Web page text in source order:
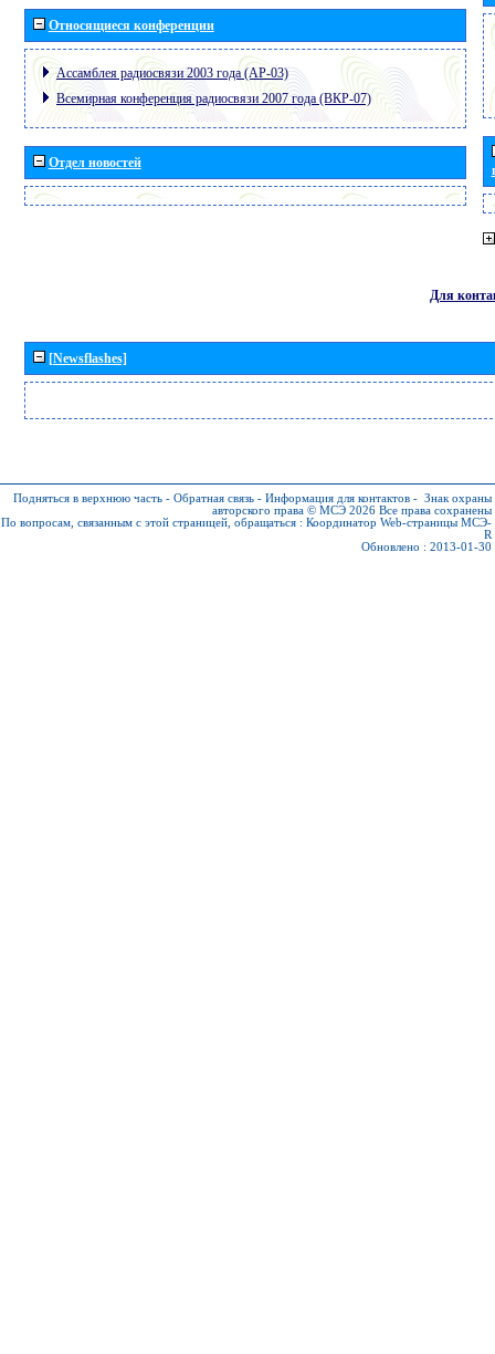
Относящиеся конференции
Ассамблея радиосвязи 2003 года (АР-03)
Всемирная конференция радиосвязи 2007 года (ВКР-07)
Отдел новостей
Для
[Newsflashes]
Подняться в верхнюю часть - Обратная связь - Информация для контактов - Знак охраны
авторского права © МСЭ 2026 Все права сохранены
По вопросам, связанным с этой страницей, обращаться : Координатор Web-страницы МСЭ-
R
Обновлено : 2013-01-30